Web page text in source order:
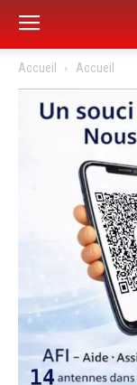
Accueil Accueil